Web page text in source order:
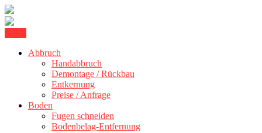
content
BBS Technik GmbH
300 kmAbbruch
Handabbruch
Demontage / Rückbau
Entkernung
Preise / Anfrage
Boden
Fugen schneiden
Bodenbelag-Entfernung